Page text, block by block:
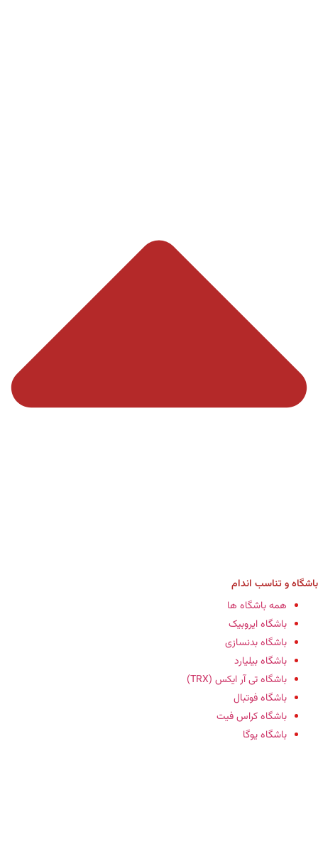
باشگاه‌ و تناسب اندام
همه باشگاه ها
باشگاه ایروبیک
باشگاه‌ بدنسازی
باشگاه بیلیارد
باشگاه تی آر ایکس (TRX)
باشگاه فوتبال
باشگاه کراس فیت
باشگاه یوگا